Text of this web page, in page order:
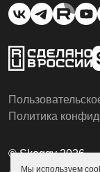
© Skoggy 2026
Политика
Мы используем